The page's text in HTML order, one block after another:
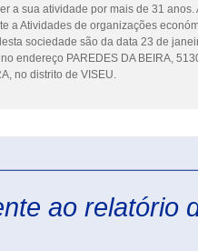
a sua atividade por mais de 31 anos.
a Atividades de organizações
sociedade são da data 23 de
endereço PAREDES DA BEIRA,
no distrito de VISEU.
ao relatório